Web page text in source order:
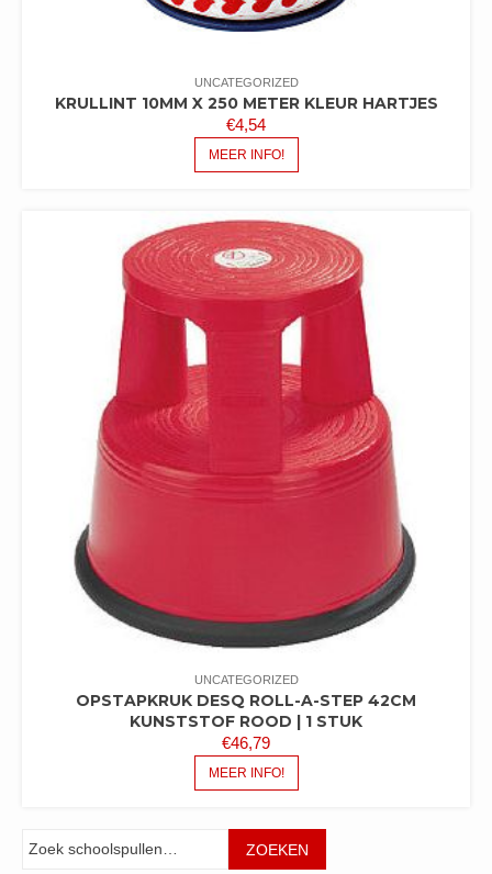
UNCATEGORIZED
KRULLINT 10MM X 250 METER KLEUR HARTJES
€4,54
MEER INFO!
UNCATEGORIZED
OPSTAPKRUK DESQ ROLL-A-STEP 42CM
KUNSTSTOF ROOD | 1 STUK
€46,79
MEER INFO!
ZOEKEN